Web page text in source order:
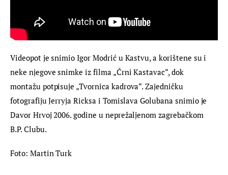
Videopot je snimio Igor Modrić u Kastvu, a korištene su i
neke njegove snimke iz filma „Črni Kastavac“, dok
montažu potpisuje „Tvornica kadrova“. Zajedničku
fotografiju Jerryja Ricksa i Tomislava Golubana snimio je
Davor Hrvoj 2006. godine u neprežaljenom zagrebačkom
B.P. Clubu.
Foto: Martin Turk